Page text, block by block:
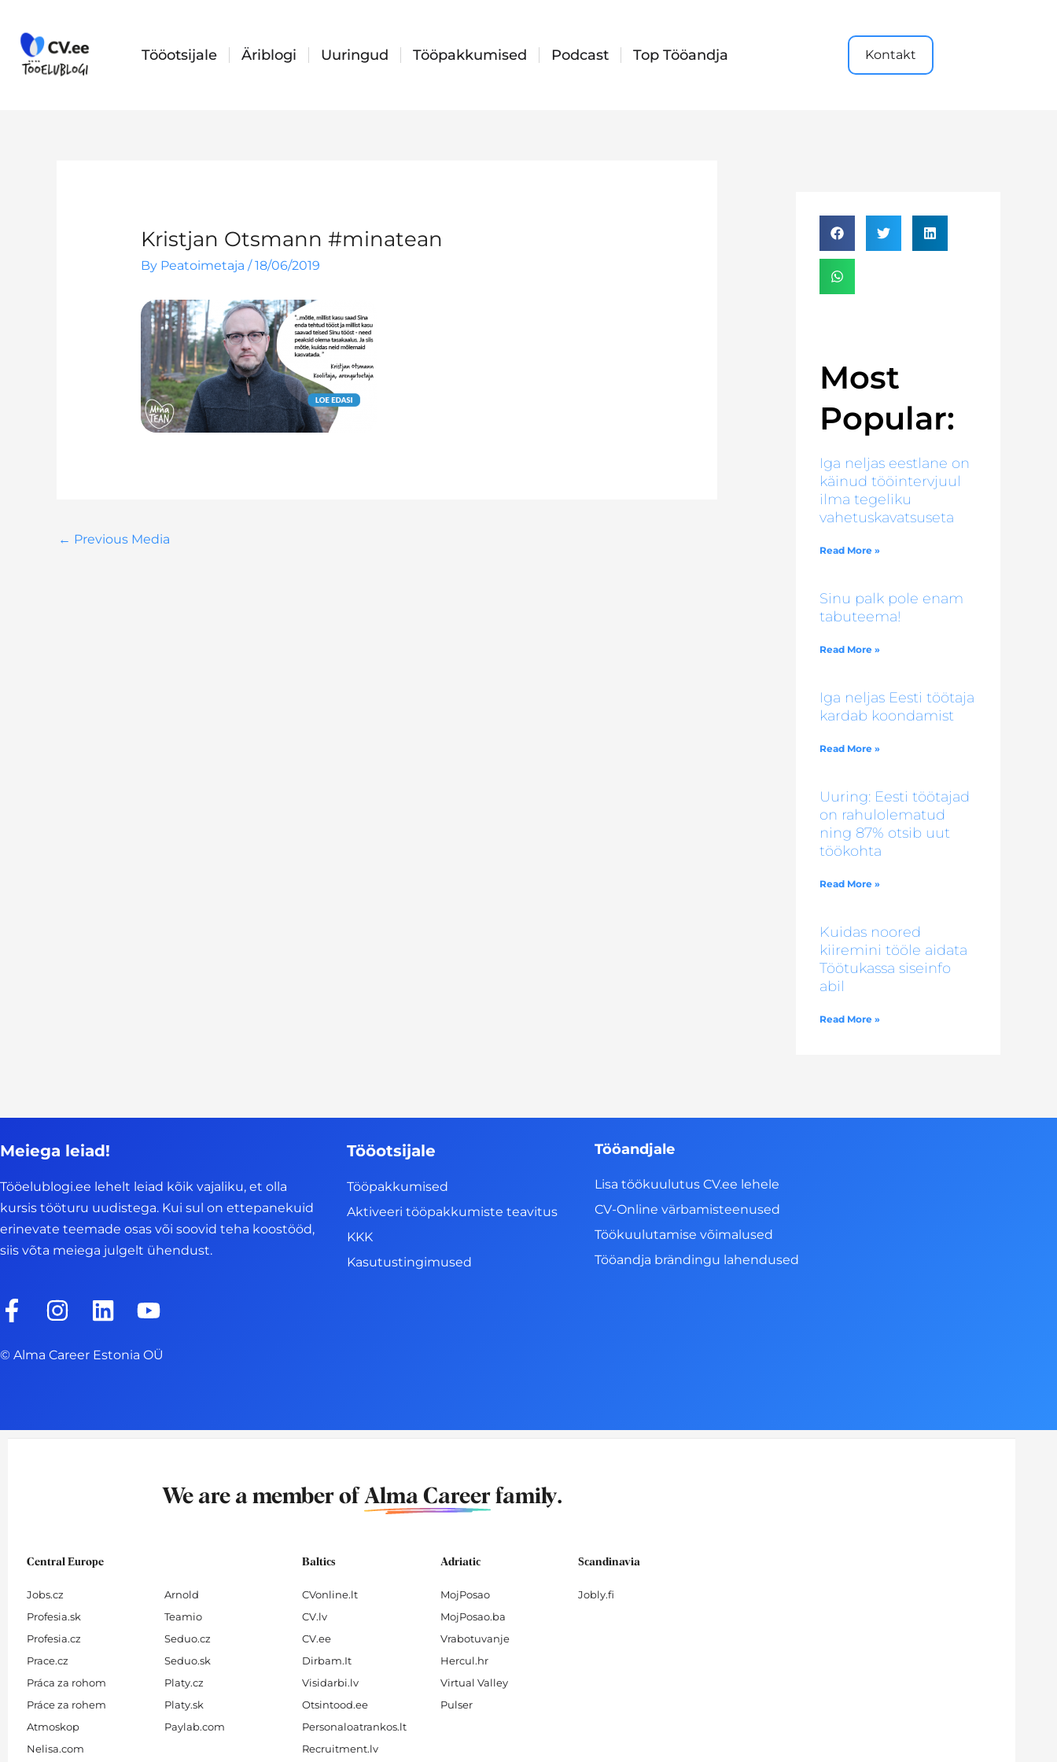
content
Tööotsijale Äriblogi Uuringud Tööpakkumised Podcast Top Tööandja Kontakt
Kristjan Otsmann #minatean
By Peatoimetaja /18/06/2019
← Previous Media
Most
Popular:
Iga neljas eestlane on
käinud tööintervjuul
ilma tegeliku
vahetuskavatsuseta
Read More »
Sinu palk pole enam
tabuteema!
Read More »
Iga neljas Eesti töötaja
kardab koondamist
Read More »
Uuring: Eesti töötajad
on rahulolematud
ning 87% otsib uut
töökohta
Read More »
Kuidas noored
kiiremini tööle aidata
Töötukassa siseinfo
abil
Read More »
Meiega leiad!
Tööelublogi.ee lehelt leiad kõik vajaliku, et olla
kursis tööturu uudistega. Kui sul on ettepanekuid
erinevate teemade osas või soovid teha koostööd,
siis võta meiega julgelt ühendust.
F
c
o
I
s
g
L
n
d
Y
u
b
© Alma Career Estonia OÜ
Tööotsijale
Tööpakkumised
Aktiveeri tööpakkumiste teavitus
KKK
Kasutustingimused
Tööandjale
Lisa töökuulutus CV.ee lehele
CV-Online värbamisteenused
Töökuulutamise võimalused
Tööandja brändingu lahendused
We are a member of Alma Careerfamily.
Central Europe
Jobs.cz
Profesia.sk
Profesia.cz
Prace.cz
Práca za rohom
Práce za rohem
Atmoskop
Nelisa.com
Arnold
Teamio
Seduo.cz
Seduo.sk
Platy.cz
Platy.sk
Paylab.com
Baltics
CVonline.lt
CV.lv
CV.ee
Dirbam.It
Visidarbi.lv
Otsintood.ee
Personaloatrankos.lt
Recruitment.lv
Adriatic
MojPosao
MojPosao.ba
Vrabotuvanje
Hercul.hr
Virtual Valley
Pulser
Scandinavia
Jobly.fi